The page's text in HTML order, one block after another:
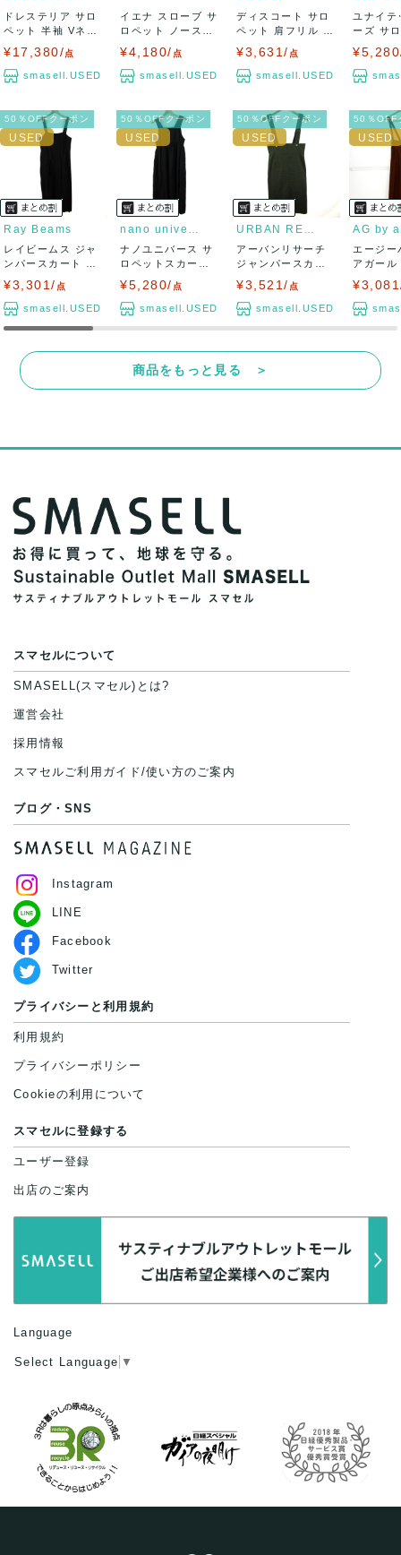
ドレステリア サロ
ペット 半袖 Vネッ
¥17,380/点
smasell.USED
イエナ スローブ サ
ロペット ノースリ
¥4,180/ 点
smasell.USED
ディスコート サロ
ペット 肩フリル ア
¥3,631/ 点
smasell.USED
ユナイテ
ーズ サ
50％OFFクーポン
Ray Beams
レイビームス ジャ
ンパースカート サ
¥3,301/ 点
smasell.USED
50％OFFクーポン
ナノユニバース サ
ロペットスカート
¥5,280/ 点
smasell.USED
50％OFFクーポン
アーバンリサーチ
ジャンパースカー
¥3,521/ 点
smasell.USED
50％OFF
エージー
アガール
商品をもっと見る ＞
スマセルについて
SMASELL(スマセル)とは?
運営会社
採用情報
スマセルご利用ガイド/使い方のご案内
ブログ・SNS
Instagram
LINE
Facebook
Twitter
プライバシーと利用規約
利用規約
プライバシーポリシー
Cookieの利用について
スマセルに登録する
ユーザー登録
出店のご案内
Language
Select Language ▼